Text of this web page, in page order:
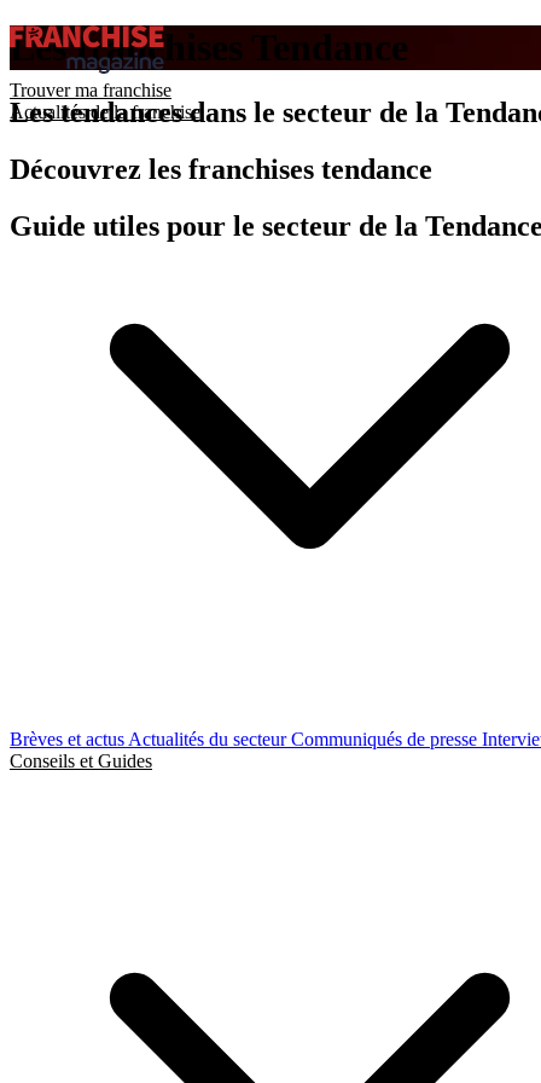
Trouver ma franchise
Actualités de la franchise
Brèves et actusActualités du secteurCommuniqués de presse
Conseils et Guides
Les franchises Tendance
Les tendances dans le secteur de la
Découvrez les franchises tendance
Guide utiles pour le secteur de la